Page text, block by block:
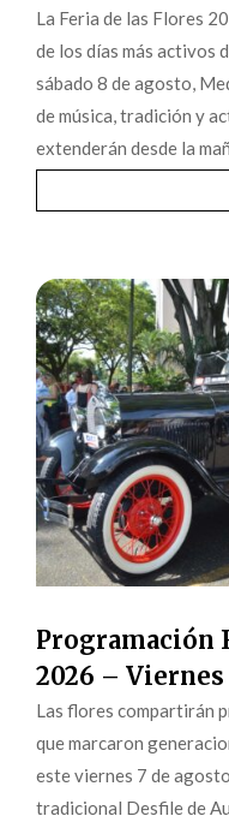
La Feria de las Flores
de los días más activos
sábado 8 de agosto,
de música, tradición y
extenderán desde la
Programación
2026 – Viernes
Las flores compartirán
que marcaron
este viernes 7 de
tradicional Desfile de